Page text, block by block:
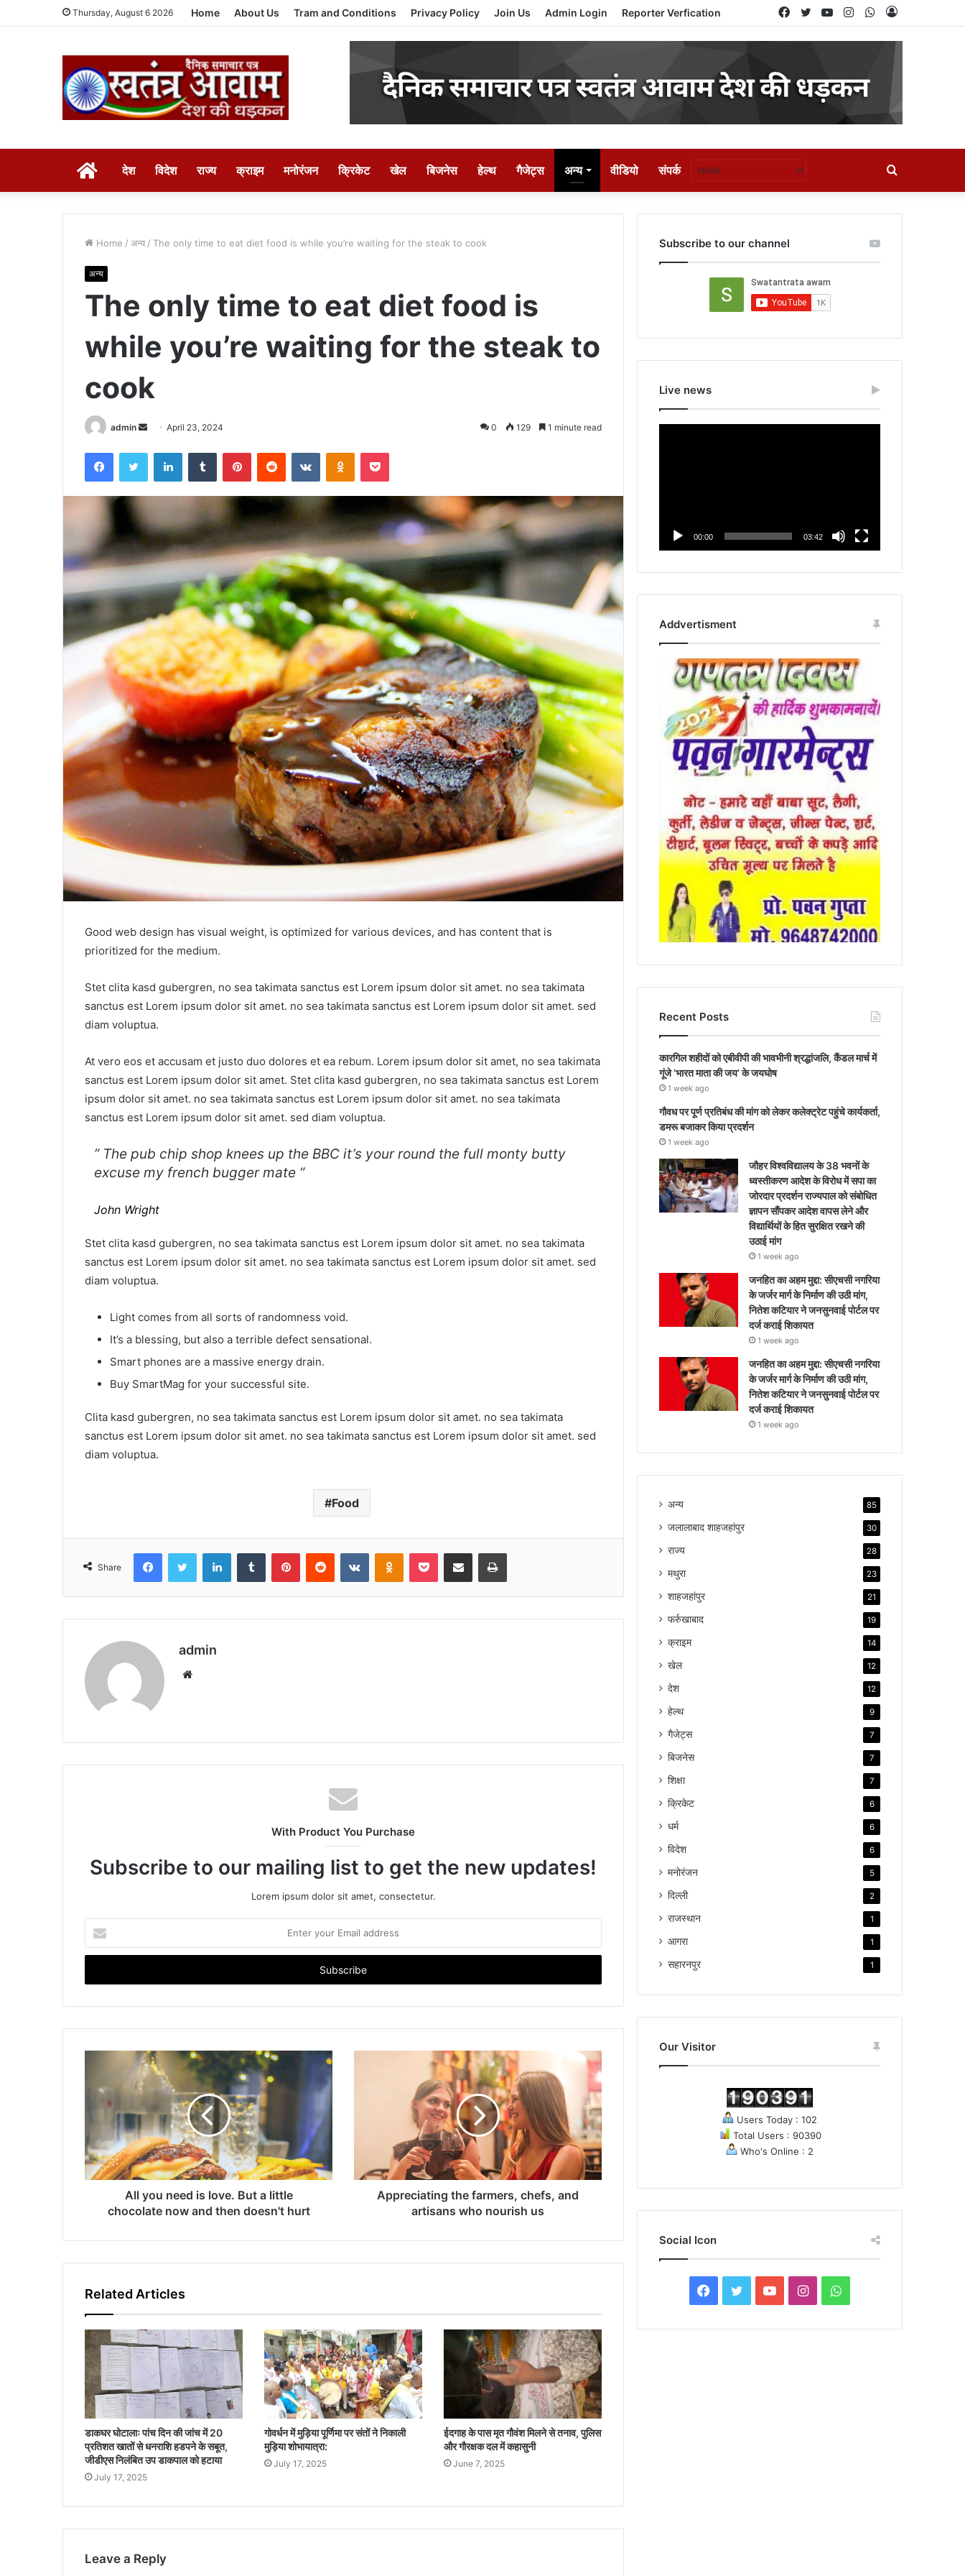
Thursday, August 6 2026 Home About Us Tram and Conditions Privacy Policy Join Us Admin Login Reporter Verfication
Log
WhatsApp
Instagram
YouTube
Twitter
Facebook
HOME
देश विदेश राज्य क्राइम मनोरंजन क्रिकेट खेल बिजनेस हेल्थ गैजेट्स अन्य वीडियो संपर्क Search
for
Home / अन्य / The only time to eat diet food is while you’re waiting for the steak to cook
अन्य
The only time to eat diet food is
while you’re waiting for the steak to
cook
admin
Send
email
April 23, 2024 0 129 1 minute read
FacebookTwitter LinkedInTumblr PinterestReddit VKontakteOdnoklassniki
Pocket
Good web design has visual weight, is optimized for various devices, and has content that is
prioritized for the medium.
Stet clita kasd gubergren, no sea takimata sanctus est Lorem ipsum dolor sit amet. no sea takimata
sanctus est Lorem ipsum dolor sit amet. no sea takimata sanctus est Lorem ipsum dolor sit amet. sed
diam voluptua.
At vero eos et accusam et justo duo dolores et ea rebum. Lorem ipsum dolor sit amet, no sea takimata
sanctus est Lorem ipsum dolor sit amet. Stet clita kasd gubergren, no sea takimata sanctus est Lorem
ipsum dolor sit amet. no sea takimata sanctus est Lorem ipsum dolor sit amet. no sea takimata
sanctus est Lorem ipsum dolor sit amet. sed diam voluptua.
” The pub chip shop knees up the BBC it’s your round the full monty butty
excuse my french bugger mate “
John Wright
Stet clita kasd gubergren, no sea takimata sanctus est Lorem ipsum dolor sit amet. no sea takimata
sanctus est Lorem ipsum dolor sit amet. no sea takimata sanctus est Lorem ipsum dolor sit amet. sed
diam voluptua.
Light comes from all sorts of randomness void.
It’s a blessing, but also a terrible defect sensational.
Smart phones are a massive energy drain.
Buy SmartMag for your successful site.
Clita kasd gubergren, no sea takimata sanctus est Lorem ipsum dolor sit amet. no sea takimata
sanctus est Lorem ipsum dolor sit amet. no sea takimata sanctus est Lorem ipsum dolor sit amet. sed
diam voluptua.
Food
Share
FacebookTwitter LinkedInTumblr PinterestReddit VKontakteOdnoklassniki
Pocket Share via Email Print
admin
Website
With Product You Purchase
Subscribe to our mailing list to get the new updates!
Lorem ipsum dolor sit amet, consectetur.
your
Email
All you need is love. But a little
chocolate now and then doesn't hurt
Appreciating the farmers, chefs, and
artisans who nourish us
Related Articles
डाकघर घोटालाः पांच दिन की जांच में 20
प्रतिशत खातों से धनराशि हडपने के सबूत,
जीडीएस निलंबित उप डाकपाल को हटाया
July 17, 2025
गोवर्धन में मुड़िया पूर्णिमा पर संतों ने निकाली
मुड़िया शोभायात्रा:
July 17, 2025
ईदगाह के पास मृत गौवंश मिलने से तनाव, पुलिस
और गौरक्षक दल में कहासुनी
June 7, 2025
Leave a Reply
Subscribe to our channel
Live news
00:00 03:42
Addvertisment
Recent Posts
कारगिल शहीदों को एबीवीपी की भावभीनी श्रद्धांजलि, कैंडल मार्च में
गूंजे ‘भारत माता की जय’ के जयघोष
1 week ago
गौवध पर पूर्ण प्रतिबंध की मांग को लेकर कलेक्ट्रेट पहुंचे कार्यकर्ता,
डमरू बजाकर किया प्रदर्शन
1 week ago
जौहर विश्वविद्यालय के 38 भवनों के
ध्वस्तीकरण आदेश के विरोध में सपा का
जोरदार प्रदर्शन राज्यपाल को संबोधित
ज्ञापन सौंपकर आदेश वापस लेने और
विद्यार्थियों के हित सुरक्षित रखने की
उठाई मांग
1 week ago
जनहित का अहम मुद्दा: सीएचसी नगरिया
के जर्जर मार्ग के निर्माण की उठी मांग,
नितेश कटियार ने जनसुनवाई पोर्टल पर
दर्ज कराई शिकायत
1 week ago
जनहित का अहम मुद्दा: सीएचसी नगरिया
के जर्जर मार्ग के निर्माण की उठी मांग,
नितेश कटियार ने जनसुनवाई पोर्टल पर
दर्ज कराई शिकायत
1 week ago
अन्य 85
जलालाबाद शाहजहांपुर 30
राज्य 28
मथुरा 23
शाहजहांपुर 21
फर्रुखाबाद 19
क्राइम 14
खेल 12
देश 12
हेल्थ 9
गैजेट्स 7
बिजनेस 7
शिक्षा 7
क्रिकेट 6
धर्म 6
विदेश 6
मनोरंजन 5
दिल्ली 2
राजस्थान 1
आगरा 1
सहारनपुर 1
Our Visitor
Users Today : 102
Total Users : 90390
Who's Online : 2
Social Icon
Facebook
TwitterYouTubeInstagramWhatsApp